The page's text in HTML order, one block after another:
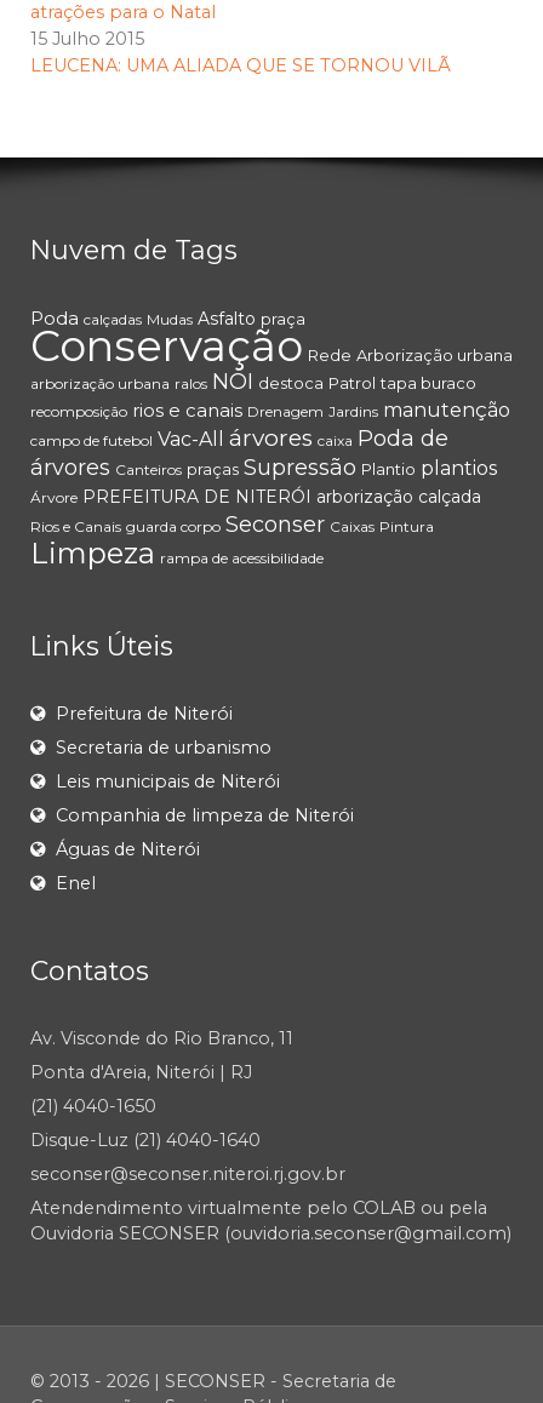
atrações para o Natal
15 Julho 2015
LEUCENA: UMA ALIADA QUE SE TORNOU VILÃ
Nuvem de Tags
Poda calçadas Mudas Asfalto praça
Conservação Rede Arborização urbana
arborização urbana ralos NOI destoca Patrol tapa buraco
recomposição rios e canais Drenagem Jardins manutenção
campo de futebol Vac-All árvores caixa Poda de
árvores Canteiros praças Supressão Plantio plantios
Árvore PREFEITURA DE NITERÓI arborização calçada
Rios e Canais guarda corpo Seconser Caixas Pintura
Limpeza rampa de acessibilidade
Links Úteis
Prefeitura de Niterói
Secretaria de urbanismo
Leis municipais de Niterói
Companhia de limpeza de Niterói
Águas de Niterói
Enel
Contatos
Av. Visconde do Rio Branco, 11
Ponta d'Areia, Niterói | RJ
(21) 4040-1650
Disque-Luz (21) 4040-1640
seconser@seconser.niteroi.rj.gov.br
Atendendimento virtualmente pelo COLAB ou pela
Ouvidoria SECONSER (ouvidoria.seconser@gmail.com)
© 2013 - 2026 | SECONSER - Secretaria de